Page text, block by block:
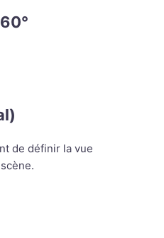
de définir la vue